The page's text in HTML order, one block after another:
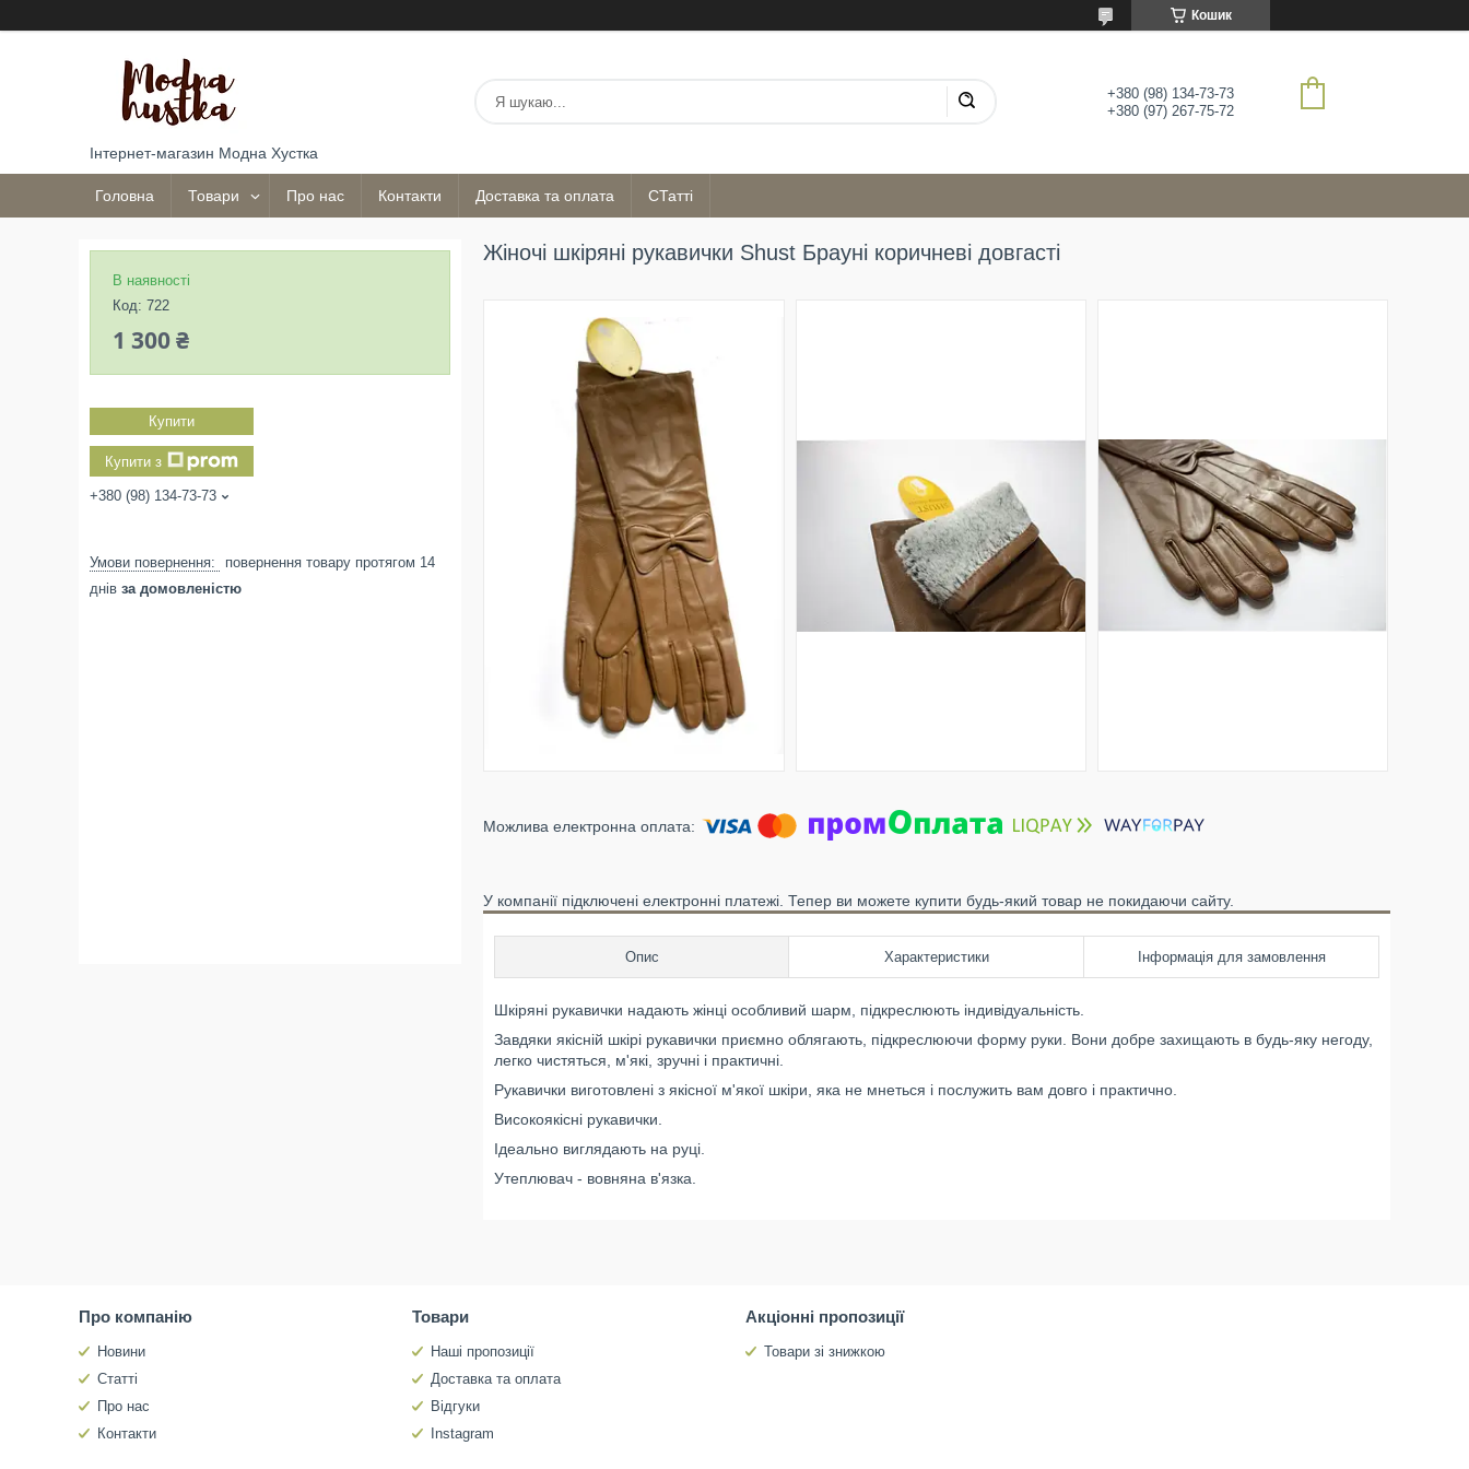
Кошик
Інтернет-магазин Модна Хустка
+380 (98) 134-73-73
+380 (97) 267-75-72
Головна Товари Про нас Контакти Доставка та оплата СТатті
Жіночі шкіряні рукавички Shust Брауні коричневі довгасті
У компанії підключені електронні платежі. Тепер ви можете купити будь-який товар не покидаючи сайту.
Опис Характеристики Інформація для замовлення
Шкіряні рукавички надають жінці особливий шарм, підкреслюють індивідуальність.
Завдяки якісній шкірі рукавички приємно облягають, підкреслюючи форму руки. Вони добре захищають в будь-яку негоду,
легко чистяться, м'які, зручні і практичні.
Рукавички виготовлені з якісної м'якої шкіри, яка не мнеться і послужить вам довго і практично.
Високоякісні рукавички.
Ідеально виглядають на руці.
Утеплювач - вовняна в'язка.
В наявності
Код: 722
1 300 ₴
Купити
Купити з
+380 (98) 134-73-73
повернення товару протягом 14
днів за домовленістю
Про компанію
Новини
Статті
Про нас
Контакти
Товари
Наші пропозиції
Доставка та оплата
Відгуки
Instagram
Акціонні пропозиції
Товари зі знижкою